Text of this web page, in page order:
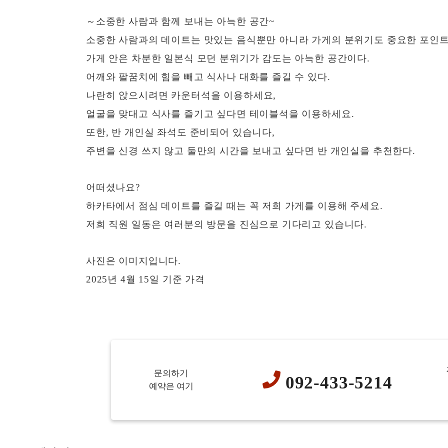
～소중한 사람과 함께 보내는 아늑한 공간~
소중한 사람과의 데이트는 맛있는 음식뿐만 아니라 가게의 분위기도 중요한 포인
가게 안은 차분한 일본식 모던 분위기가 감도는 아늑한 공간이다.
어깨와 팔꿈치에 힘을 빼고 식사나 대화를 즐길 수 있다.
나란히 앉으시려면 카운터석을 이용하세요,
얼굴을 맞대고 식사를 즐기고 싶다면 테이블석을 이용하세요.
또한, 반 개인실 좌석도 준비되어 있습니다,
주변을 신경 쓰지 않고 둘만의 시간을 보내고 싶다면 반 개인실을 추천한다.
어떠셨나요?
하카타에서 점심 데이트를 즐길 때는 꼭 저희 가게를 이용해 주세요.
저희 직원 일동은 여러분의 방문을 진심으로 기다리고 있습니다.
사진은 이미지입니다.
2025년 4월 15일 기준 가격
문의하기
예약은 여기
092-433-5214